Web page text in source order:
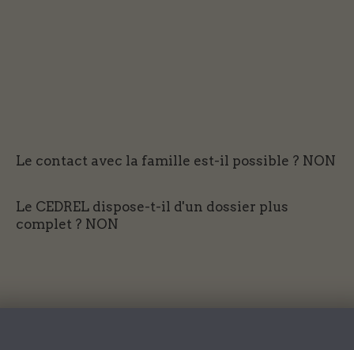
Le contact avec la famille est-il possible ? NON
Le CEDREL dispose-t-il d'un dossier plus
complet ? NON